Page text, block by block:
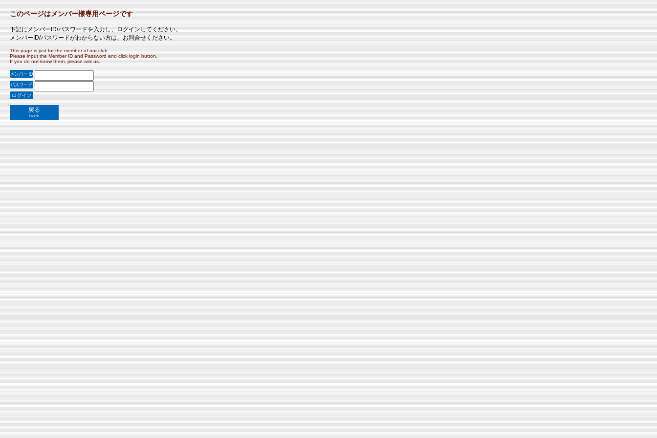
このページはメンバー様専用ページです
下記にメンバーID/パスワードを入力し、ログインしてください。
メンバーID/パスワードがわからない方は、お問合せください。
This page is just for the member of our club.
Please input the Member ID and Password and click login button.
If you do not know them, please ask us.